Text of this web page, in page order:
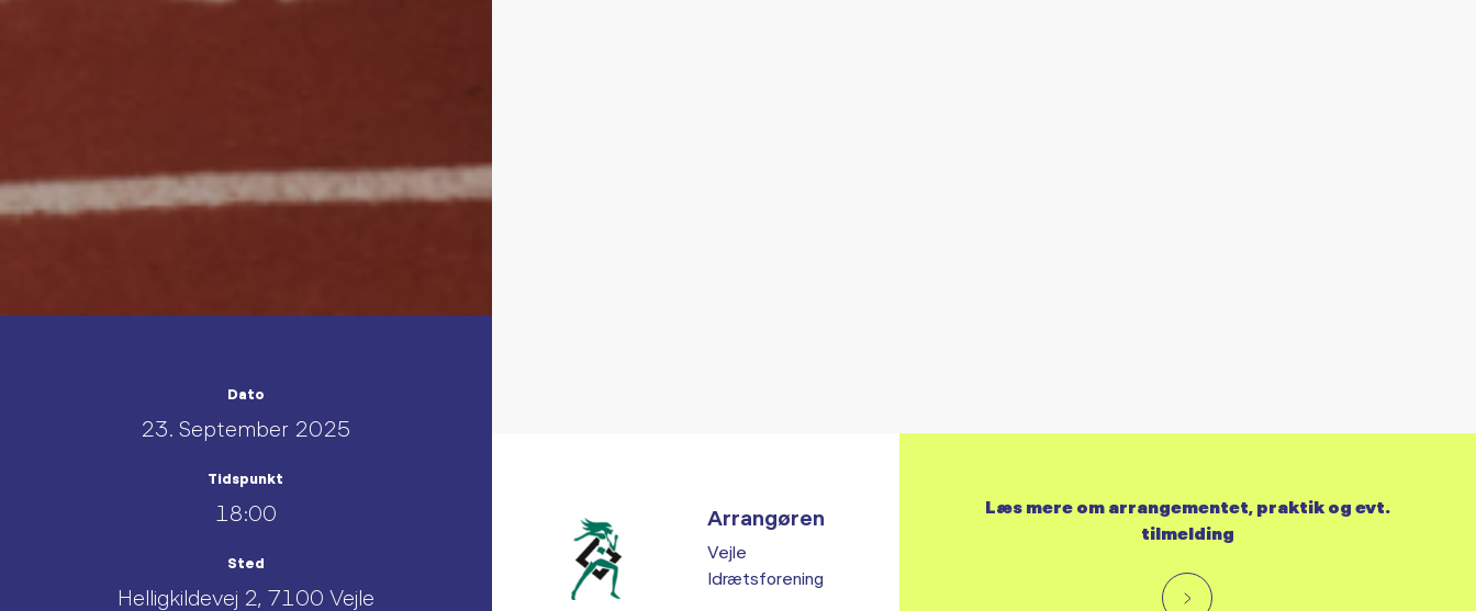
Dato
23. September 2025
Tidspunkt
18:00
Sted
Helligkildevej 2, 7100 Vejle
Arrangøren
Vejle
Idrætsforening
Læs mere om arrangementet, praktik og evt.
tilmelding